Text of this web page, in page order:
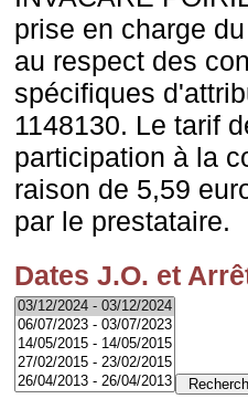
prise en charge
au respect des
spécifiques
1148130. Le tarif
participation à la
raison de 5,59
par le prestataire.
Dates J.O. et